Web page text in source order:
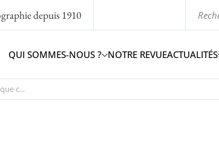
depuis 1910
QUI SOMMES-NOUS ? NOTRE REVUEACTUALITÉS
c...